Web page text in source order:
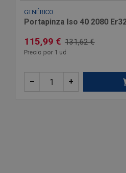
GENÉRICO
Portapinza Iso 40 2080
115,99 € 131,62 €
Precio por 1 ud
+
–